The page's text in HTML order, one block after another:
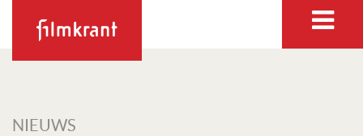
NIEUWS